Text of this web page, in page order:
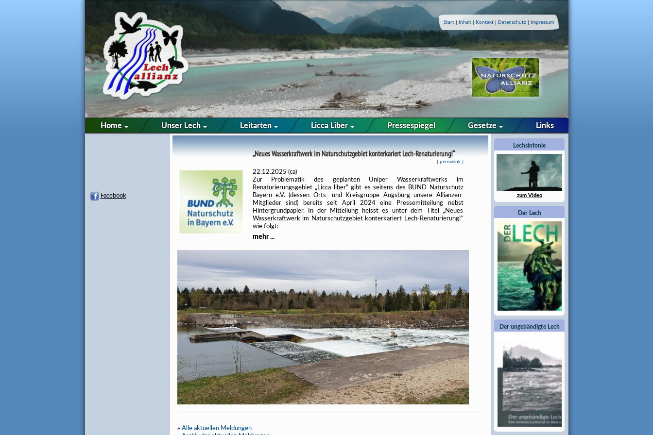
Start| Inhalt| Kontakt| Datenschutz| Impressum
Home Unser Lech Leitarten Licca Liber Pressespiegel Gesetze Links
Facebook
„Neues Wasserkraftwerk im Naturschutzgebiet konterkariert Lech-Renaturierung!“
[ permalink]
22.12.2025 (ca)
Zur Problematik des geplanten Uniper Wasserkraftwerks im
Renaturierungsgebiet „Licca liber“ gibt es seitens des BUND Naturschutz
Bayern e.V. (dessen Orts- und Kreisgruppe Augsburg unsere Allianzen-
Mitglieder sind) bereits seit April 2024 eine Pressemitteilung nebst
Hintergrundpapier. In der Mitteilung heisst es unter dem Titel „Neues
Wasserkraftwerk im Naturschutzgebiet konterkariert Lech-Renaturierung!“
wie folgt:
mehr ...
» Alle aktuellen Meldungen
Lechsinfonie
zum Video
Der Lech
Der ungebändigte Lech